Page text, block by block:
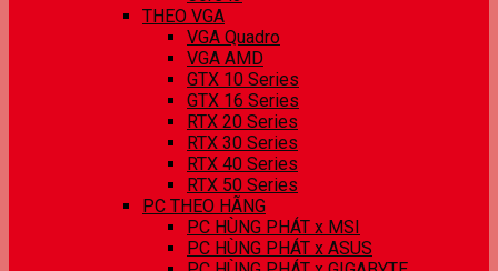
THEO VGA
VGA Quadro
VGA AMD
GTX 10 Series
GTX 16 Series
RTX 20 Series
RTX 30 Series
RTX 40 Series
RTX 50 Series
PC THEO HÃNG
PC HÙNG PHÁT x MSI
PC HÙNG PHÁT x ASUS